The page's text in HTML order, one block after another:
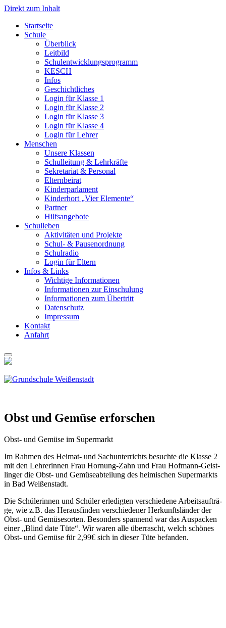
Direkt zum Inhalt
Start­sei­te
Schu­le
Über­blick
Leit­bild
Schul­ent­wick­lungs­pro­gramm
KESCH
Infos
Geschicht­li­ches
Log­in für Klas­se 1
Log­in für Klas­se 2
Log­in für Klas­se 3
Log­in für Klas­se 4
Log­in für Leh­rer
Men­schen
Unse­re Klas­sen
Schul­lei­tung & Lehr­kräf­te
Sekre­ta­ri­at & Per­so­nal
Eltern­bei­rat
Kin­der­par­la­ment
Kin­der­hort „Vier Ele­men­te“
Part­ner
Hilfs­an­ge­bo­te
Schul­le­ben
Akti­vi­tä­ten und Pro­jek­te
Schul- & Pau­sen­ord­nung
Schul­ra­dio
Log­in für Eltern
Infos & Links
Wich­ti­ge Infor­ma­tio­nen
Infor­ma­tio­nen zur Ein­schu­lung
Infor­ma­tio­nen zum Über­tritt
Daten­schutz
Impres­sum
Kon­takt
Anfahrt
Obst und Gemü­se erfor­schen
Obst- und Gemü­se im Super­markt
Im Rah­men des Hei­mat- und Sach­un­ter­richts besuch­te die Klas­se 2
mit den Leh­re­rin­nen Frau Hor­nung-Zahn und Frau Hof­mann-Geist­
lin­ger die Obst- und Gemü­se­ab­tei­lung des hei­mi­schen Super­markts
in Bad Wei­ßen­stadt.
Die Schü­le­rin­nen und Schü­ler erle­dig­ten ver­schie­de­ne Arbeits­auf­trä­
ge, wie z.B. das Her­aus­fin­den ver­schie­de­ner Her­kunfts­län­der der
Obst- und Gemü­se­sor­ten. Beson­ders span­nend war das Aus­pa­cken
einer „Blind date Tüte“. Wir waren alle über­rascht, welch schö­nes
Obst- und Gemü­se für 2,99€ sich in die­ser Tüte befan­den.